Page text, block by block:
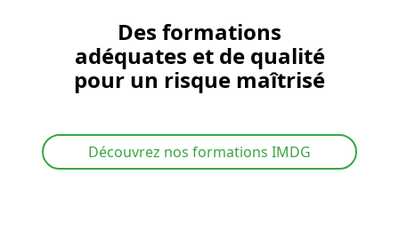
Des formations
adéquates et de qualité
pour un risque maîtrisé
Découvrez nos formations IMDG